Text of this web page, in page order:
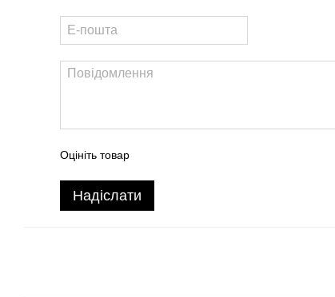
Оцініть товар
Надіслати